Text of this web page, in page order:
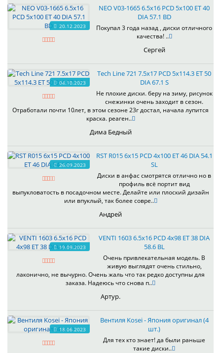
20.12.2023
NEO V03-1665 6.5x16 PCD 5x100 ET 40
DIA 57.1 BD
Покупал 3 года назад , диски отличного
качества! ..
Сергей
04.10.2023
Tech Line 721 7.5x17 PCD 5x114.3 ET 50
DIA 67.1 S
Не плохие диски. беру на зиму, рисунок
снежинки очень заходит в сезон.
Отработали почти 10лет, в этом сезоне 23г достал, начала лупится
краска. реаген..
Дима Бедный
26.09.2023
RST R015 6x15 PCD 4x100 ET 46 DIA 54.1
SL
Диски в анфас смотрятся отлично но в
профиль всё портит вид
выпукловатость в посадочном месте. Делайте или плоский дизайн
или впуклый, так более совре..
Андрей
19.09.2023
VENTI 1603 6.5x16 PCD 4x98 ET 38 DIA
58.6 BL
Очень привлекательная модель. В
живую выглядят очень стильно,
лаконично, не вычурно. Очень жаль что так редко доступны для
заказа. Надеюсь что снова п..
Артур.
18.06.2023
Вентиля Kosei - Япония оригинал (4
шт.)
Для тех кто знает! да были раньше
такие диски..